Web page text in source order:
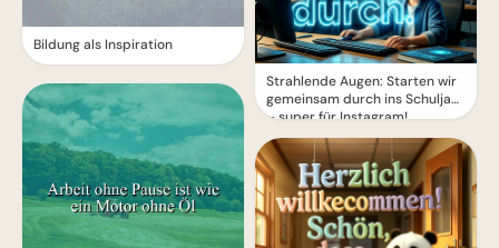
Bildung als Inspiration
Strahlende Augen: Starten wir
gemeinsam durch ins Schuljahr
– super für Instagram!